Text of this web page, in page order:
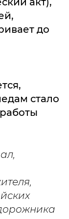
до
стало